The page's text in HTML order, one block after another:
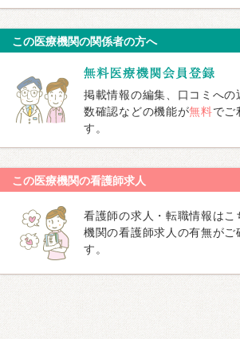
この医療機関の関係者の方へ
掲載情報の編集、口コミへの
数確認などの機能が無料でご
す。
この医療機関の看護師求人
看護師の求人・転職情報はこ
機関の看護師求人の有無がご
す。